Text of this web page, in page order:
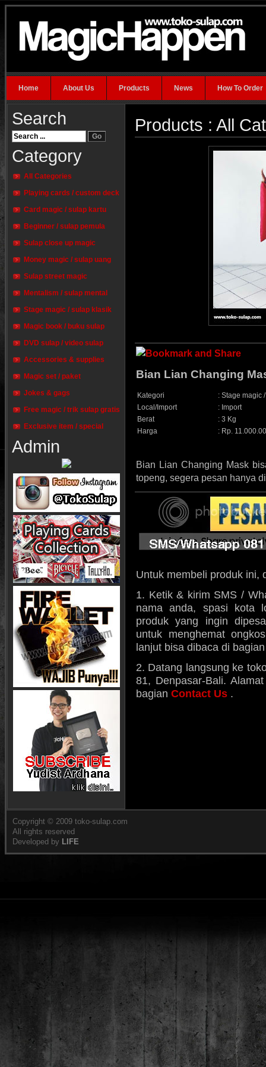
Home About Us Products News How To Order
Search
Category
All Categories
Playing cards / custom deck
Card magic / sulap kartu
Beginner / sulap pemula
Sulap close up magic
Money magic / sulap uang
Sulap street magic
Mentalism / sulap mental
Stage magic / sulap klasik
Magic book / buku sulap
DVD sulap / video sulap
Accessories & supplies
Magic set / paket
Jokes & gags
Free magic / trik sulap gratis
Exclusive item / special
Admin
Products : All
Bian Lian Changing
Kategori : Stage magic
Local/Import
: Import
Berat
: 3 Kg
Harga
: Rp.
Bian Lian Changing Mask
topeng, segera pesan hanya
Untuk membeli produk ini,
1. Ketik & kirim SMS /
nama anda, spasi kota
produk yang ingin
untuk menghemat
lanjut bisa dibaca di
2. Datang langsung ke
81, Denpasar-Bali.
bagian Contact Us .
Copyright © 2009 toko-sulap.com
All rights reserved
Developed by LIFE